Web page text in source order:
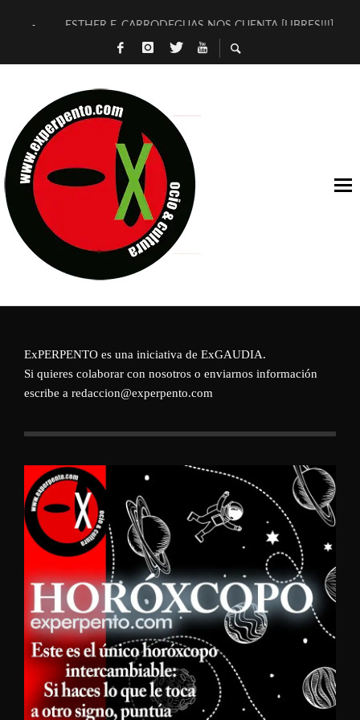
ESTHER F. CARRODEGUAS NOS CUENTA [LIBRES!!!]
[TERRA DE GUAPES] DE SANDRA MONFORT
TIMBRE 4, LA ESCUELA DEL DIRECTOR TEATRAL CLAUDIO
30 AÑOS (NO ES NADA) DE LA KATARSIS DEL TOMATAZO
MILITARES JUDÍAS EN #EXVITA
D’BALDOMEROS REINVENTAN [BITÁCORA 3.0] EN EXVITA
MARSHALL FLASH PRESENTA EN EXVITA [RELATIVA
JOFRE BARDAGÍ EN EXVITA INTERPRETANDO A SERRAT
ExPERPENTO es una iniciativa de ExGAUDIA.
Si quieres colaborar con nosotros o enviarnos información
escribe a redaccion@experpento.com